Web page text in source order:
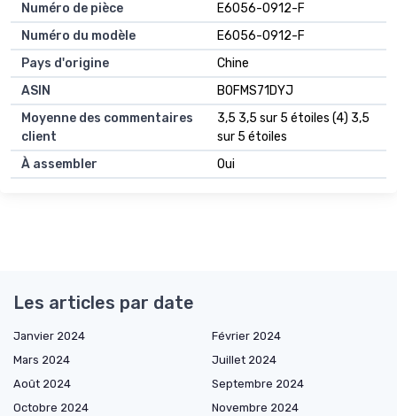
Numéro de pièce
E6056-0912-F
Numéro du modèle
E6056-0912-F
Pays d'origine
Chine
ASIN
B0FMS71DYJ
Moyenne des commentaires
client
3,5 3,5 sur 5 étoiles (4) 3,5
sur 5 étoiles
À assembler
Oui
Les articles par date
Janvier 2024
Février 2024
Mars 2024
Juillet 2024
Août 2024
Septembre 2024
Octobre 2024
Novembre 2024